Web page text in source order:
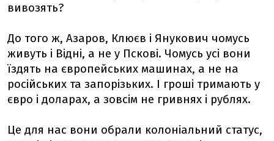
вивозять?
До того ж, Азаров, Клюєв і Янукович чомусь
живуть і Відні, а не у Пскові. Чомусь усі вони
їздять на європейських машинах, а не на
російських та запорізьких. І гроші тримають у
євро і доларах, а зовсім не гривнях і рублях.
Це для нас вони обрали колоніальний статус,